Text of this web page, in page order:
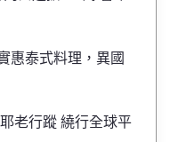
惠泰式料理，異國
老行蹤 繞行全球平